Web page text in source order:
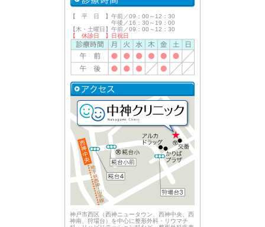
【 平 日 】午前／09：00～12：30
午後／16：30～19：00
【木・土曜日】午前／09：00～12：30
【 休診日 】日祝日
神戸市西区（西神ニュータウン、西神中央、西
神南、狩場台）を中心に整形外科・リウマチ